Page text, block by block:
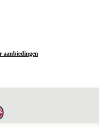
aanbiedingen